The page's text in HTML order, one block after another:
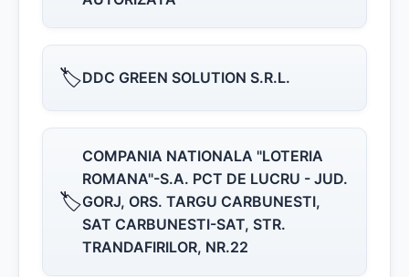
🏷️DDC GREEN SOLUTION S.R.L.
🏷️
COMPANIA NATIONALA "LOTERIA
ROMANA"-S.A. PCT DE LUCRU - JUD.
GORJ, ORS. TARGU CARBUNESTI,
SAT CARBUNESTI-SAT, STR.
TRANDAFIRILOR, NR.22